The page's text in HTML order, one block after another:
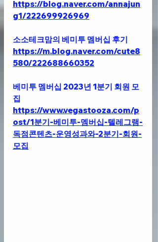
https://blog.naver.com/annajun
g1/222699926969
소소테크맘의 베미투 멤버십 후기
https://m.blog.naver.com/cute8
580/222688660352
베미투 멤버십 2023년 1분기 회원 모
집
https://www.vegastooza.com/p
ost/1분기-베미투-멤버십-텔레그램-
독점콘텐츠-운영성과와-2분기-회원-
모집